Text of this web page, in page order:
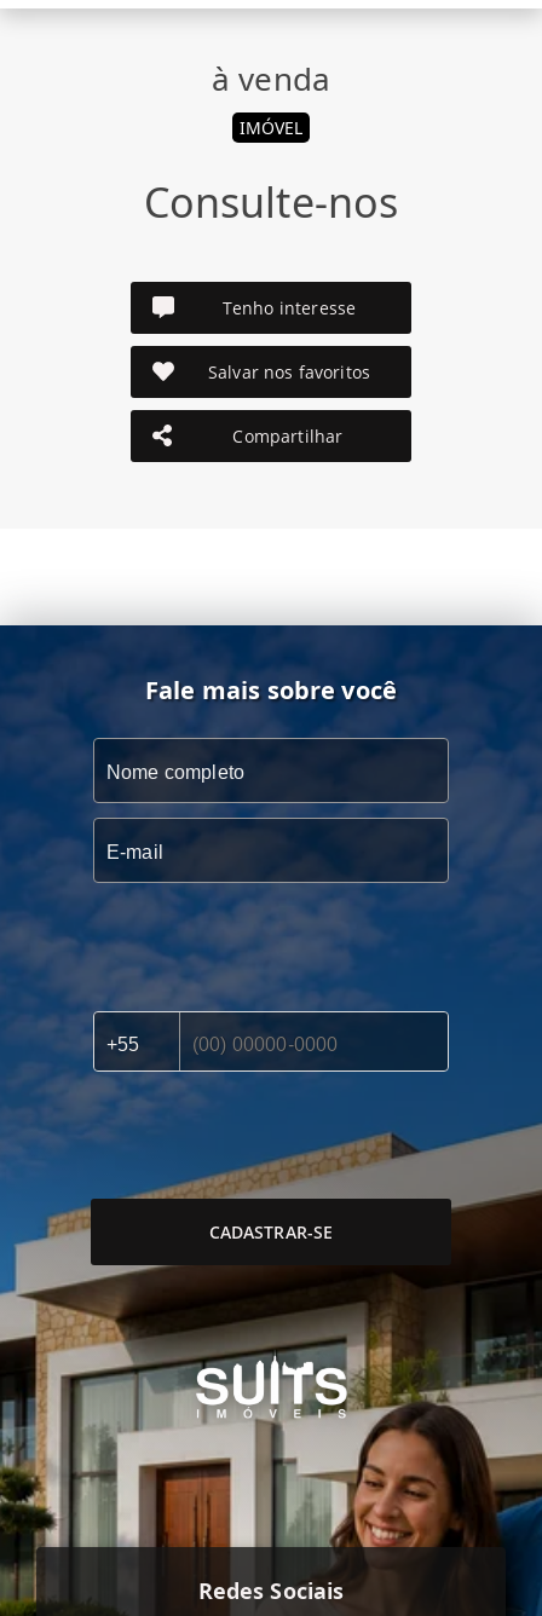
à venda
IMÓVEL
Consulte-nos
Tenho interesse
Salvar nos favoritos
Compartilhar
Fale mais sobre você
CADASTRAR-SE
Redes Sociais